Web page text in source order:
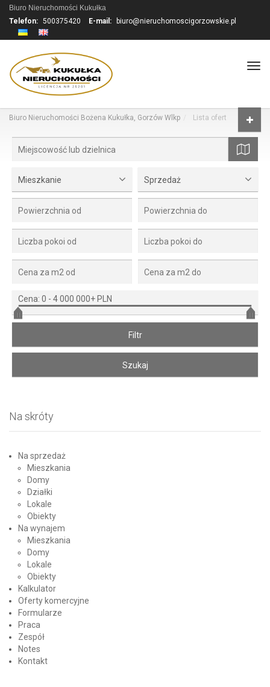
Biuro Nieruchomości Kukułka
Telefon: 500375420 E-mail: biuro@nieruchomoscigorzowskie.pl
Biuro Nieruchomości Bożena Kukułka, Gorzów Wlkp Lista ofert
Mieszkanie Sprzedaż
Cena: 0 - 4 000 000+ PLN
Na skróty
Na sprzedaż
Mieszkania
Domy
Działki
Lokale
Obiekty
Na wynajem
Mieszkania
Domy
Lokale
Obiekty
Kalkulator
Oferty komercyjne
Formularze
Praca
Zespół
Notes
Kontakt